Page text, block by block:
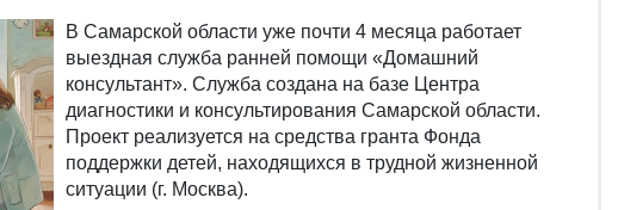
В Самарской области уже почти 4 месяца работает
выездная служба ранней помощи «Домашний
консультант». Служба создана на базе Центра
диагностики и консультирования Самарской области.
Проект реализуется на средства гранта Фонда
поддержки детей, находящихся в трудной жизненной
ситуации (г. Москва).